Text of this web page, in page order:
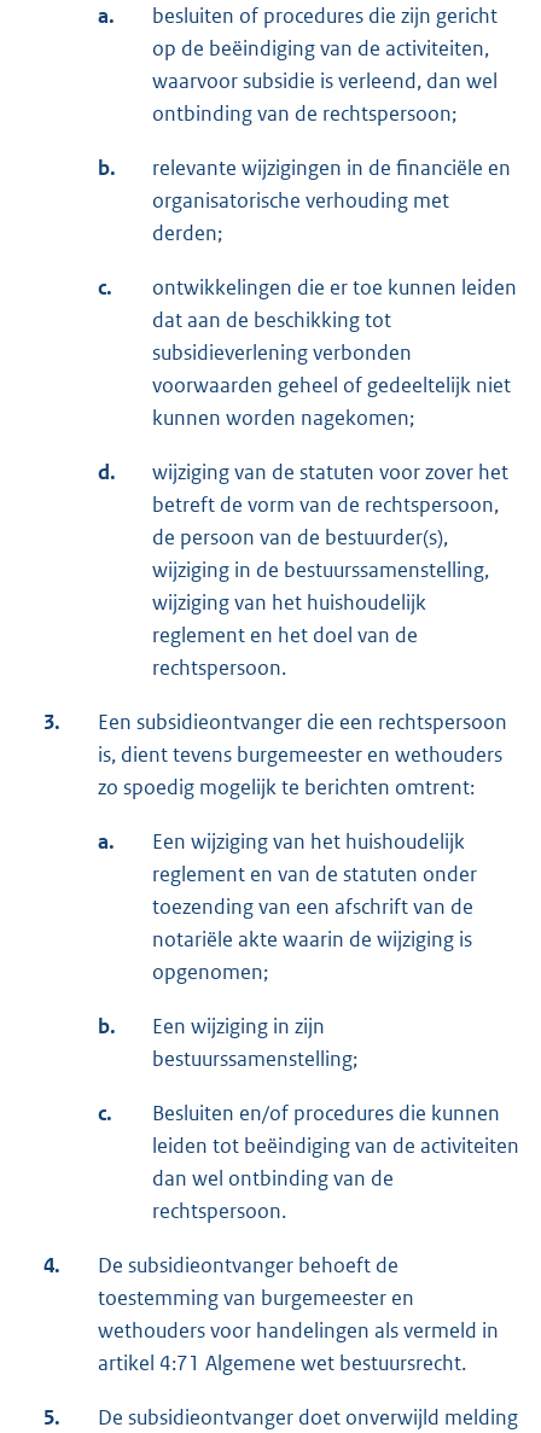
a.
besluiten of procedures die zijn gericht
op de beëindiging van de activiteiten,
waarvoor subsidie is verleend, dan wel
ontbinding van de rechtspersoon;
b.
relevante wijzigingen in de financiële en
organisatorische verhouding met
derden;
c.
ontwikkelingen die er toe kunnen leiden
dat aan de beschikking tot
subsidieverlening verbonden
voorwaarden geheel of gedeeltelijk niet
kunnen worden nagekomen;
d.
wijziging van de statuten voor zover het
betreft de vorm van de rechtspersoon,
de persoon van de bestuurder(s),
wijziging in de bestuurssamenstelling,
wijziging van het huishoudelijk
reglement en het doel van de
rechtspersoon.
3.
Een subsidieontvanger die een rechtspersoon
is, dient tevens burgemeester en wethouders
zo spoedig mogelijk te berichten omtrent:
a.
Een wijziging van het huishoudelijk
reglement en van de statuten onder
toezending van een afschrift van de
notariële akte waarin de wijziging is
opgenomen;
b.
Een wijziging in zijn
bestuurssamenstelling;
c.
Besluiten en/of procedures die kunnen
leiden tot beëindiging van de activiteiten
dan wel ontbinding van de
rechtspersoon.
4.
De subsidieontvanger behoeft de
toestemming van burgemeester en
wethouders voor handelingen als vermeld in
artikel 4:71 Algemene wet bestuursrecht.
5.
De subsidieontvanger doet onverwijld melding